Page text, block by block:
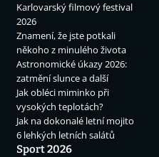
Karlovarský filmový festival
2026
Znamení, že jste potkali
někoho z minulého života
Astronomické úkazy 2026:
zatmění slunce a další
Jak obléci miminko při
vysokých teplotách?
Jak na dokonalé letní mojito
6 lehkých letních salátů
Sport 2026